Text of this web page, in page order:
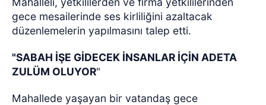
gece mesailerinde ses kirliliğini azaltacak
düzenlemelerin yapılmasını talep etti.
"SABAH İŞE GİDECEK İNSANLAR İÇİN ADETA
ZULÜM OLUYOR"
Mahallede yaşayan bir vatandaş gece